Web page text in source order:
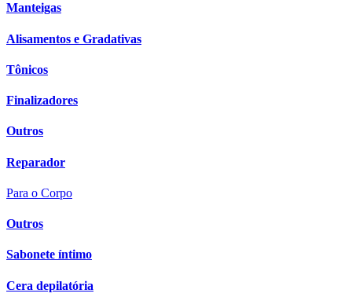
Manteigas
Alisamentos e Gradativas
Tônicos
Finalizadores
Outros
Reparador
Para o Corpo
Outros
Sabonete íntimo
Cera depilatória